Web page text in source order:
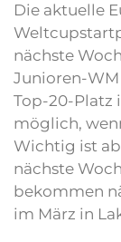
Die aktuelle
nächste
Junioren-
Top-20-Platz
möglich,
Wichtig ist
nächste
bekommen
im März in